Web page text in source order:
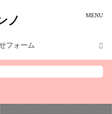
ノ
フォーム